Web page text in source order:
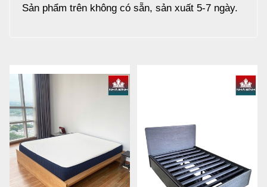
Sản phẩm trên không có sẵn, sản xuất 5-7 ngày.